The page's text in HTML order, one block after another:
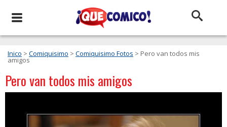
Inico > Comiquisimo > Comiquisimo Fotos > Pero van todos mis
amigos
Pero van todos mis amigos